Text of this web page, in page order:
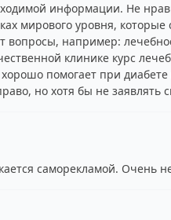
информации. Не
мирового уровня,
вопросы, например:
клинике курс
помогает при
но хотя бы не заявлять
саморекламой. Очень